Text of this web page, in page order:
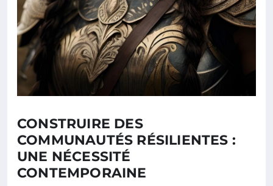
CONSTRUIRE DES
COMMUNAUTÉS RÉSILIENTES :
UNE NÉCESSITÉ
CONTEMPORAINE